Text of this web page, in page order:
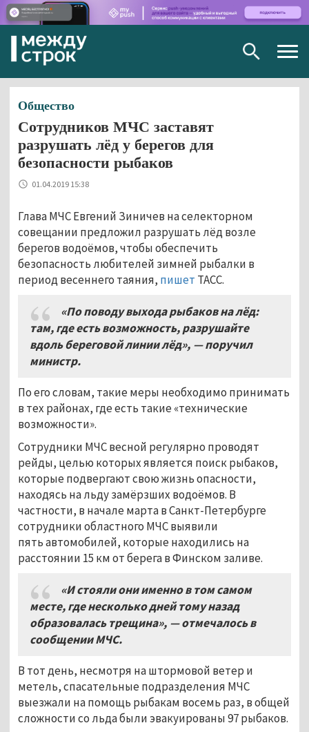
Общество
Сотрудников МЧС заставят
разрушать лёд у берегов для
безопасности рыбаков
01.04.2019 15:38
Глава МЧС Евгений Зиничев на селекторном
совещании предложил разрушать лёд возле
берегов водоёмов, чтобы обеспечить
безопасность любителей зимней рыбалки в
период весеннего таяния, пишет ТАСС.
«По поводу выхода рыбаков на лёд:
там, где есть возможность, разрушайте
вдоль береговой линии лёд», — поручил
министр.
По его словам, такие меры необходимо принимать
в тех районах, где есть такие «технические
возможности».
Сотрудники МЧС весной регулярно проводят
рейды, целью которых является поиск рыбаков,
которые подвергают свою жизнь опасности,
находясь на льду замёрзших водоёмов. В
частности, в начале марта в Санкт-Петербурге
сотрудники областного МЧС выявили
пять автомобилей, которые находились на
расстоянии 15 км от берега в Финском заливе.
«И стояли они именно в том самом
месте, где несколько дней тому назад
образовалась трещина», — отмечалось в
сообщении МЧС.
В тот день, несмотря на штормовой ветер и
метель, спасательные подразделения МЧС
выезжали на помощь рыбакам восемь раз, в общей
сложности со льда были эвакуированы 97 рыбаков.